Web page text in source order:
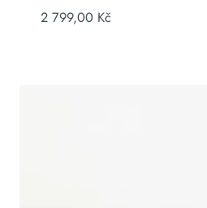
2 799,00 Kč